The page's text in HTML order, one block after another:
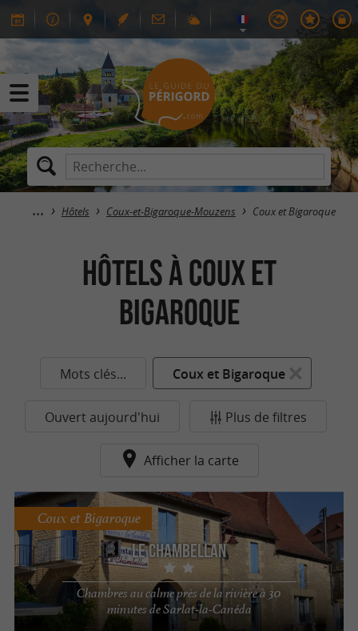
Hôtels Coux-et-Bigaroque-Mouzens Coux et Bigaroque
Hôtels à Coux et
Bigaroque
Mots clés... Coux et Bigaroque
Ouvert aujourd'hui Plus de filtres
Afficher la carte
Le Chambellan
Chambres au calme près de la rivière à 30
minutes de Sarlat-la-Canéda
Coux et Bigaroque